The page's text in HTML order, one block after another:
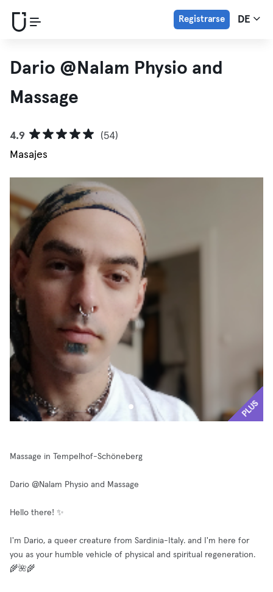
Registrarse DE
Dario @Nalam Physio and
Massage
4.9
(54)
Masajes
PLUS
Massage in Tempelhof-Schöneberg
Dario @Nalam Physio and Massage
Hello there! ✨
I'm Dario, a queer creature from Sardinia-Italy. and I'm here for
you as your humble vehicle of physical and spiritual regeneration.
🌾🌺🌾